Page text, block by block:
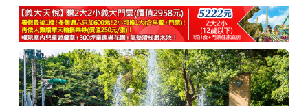
商家合作
推薦景點
討論區